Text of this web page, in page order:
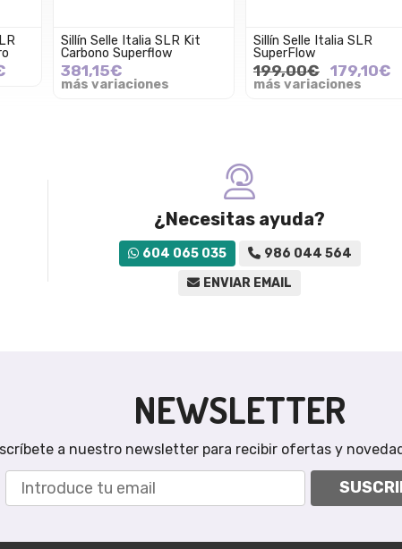
Sillín Selle Italia SLR Kit
Carbono Superflow
381,15€
más variaciones
Sillín Selle Italia SLR
SuperFlow
199,00€ 179,10€
más variaciones
¿Necesitas ayuda?
604 065 035
986 044 564
ENVIAR EMAIL
NEWSLETTER
a nuestro newsletter para recibir ofertas y